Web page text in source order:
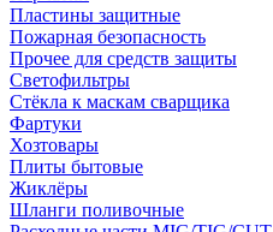
Пластины защитные
Пожарная безопасность
Прочее для средств защиты
Светофильтры
Стёкла к маскам сварщика
Фартуки
Хозтовары
Плиты бытовые
Жиклёры
Шланги поливочные